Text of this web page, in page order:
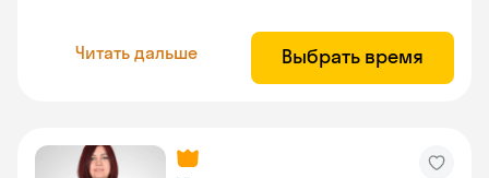
Читать дальше Выбрать время